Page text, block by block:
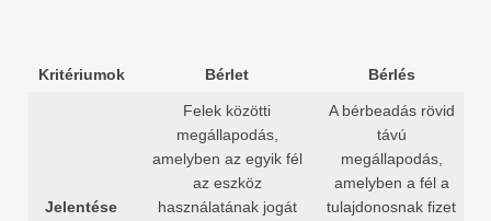
Kritériumok Bérlet Bérlés
Jelentése
Felek közötti
megállapodás,
amelyben az egyik fél
az eszköz
használatának jogát
A bérbeadás rövid
távú
megállapodás,
amelyben a fél a
tulajdonosnak fizet